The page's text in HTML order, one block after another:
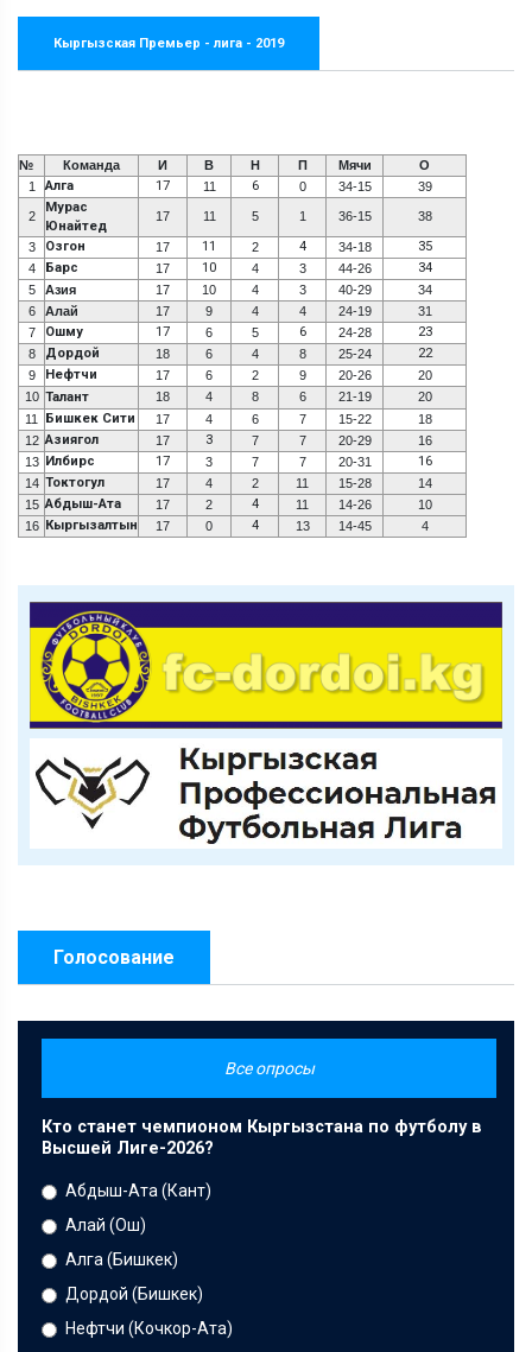
Кыргызская Премьер - лига - 2019
№ Команда И В Н П Мячи
О
1
Алга 17 11 6 0 34-15 39
2
Мурас
Юнайтед
17 11 5 1 36-15 38
3 Озгон 17 11 2 4 34-18 35
4 Барс 17 10 4 3 44-26 34
5 Азия 17 10 4 3 40-29
34
6
Алай 17 9 4 4 24-19
31
7
Ошму 17 6 5 6 24-28 23
8 Дордой 18 6 4 8 25-24 22
9 Нефтчи 17 6 2 9 20-26
20
10 Талант 18 4 8 6 21-19
20
11
Бишкек Сити 17 4 6 7 15-22
18
12 Азиягол 17 3 7 7 20-29
16
13 Илбирс 17 3 7 7 20-31 16
14 Токтогул 17 4 2 11 15-28
14
15 Абдыш-Ата 17 2 4 11 14-26
10
16 Кыргызалтын 17 0 4 13 14-45 4
Голосование
Все опросы
Кто станет чемпионом Кыргызстана по футболу в
Высшей Лиге-2026?
Абдыш-Ата (Кант)
Алай (Ош)
Алга (Бишкек)
Дордой (Бишкек)
Нефтчи (Кочкор-Ата)